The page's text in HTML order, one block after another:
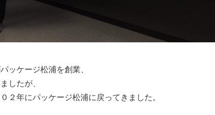
ッケージ松浦を創業、
したが、
２年にパッケージ松浦に戻ってきました。